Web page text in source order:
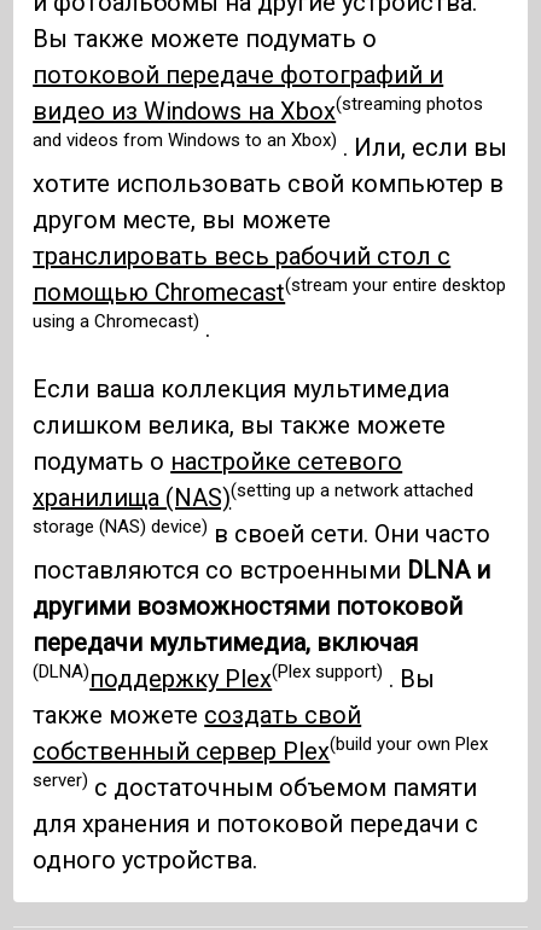
Вы также можете подумать о
потоковой передаче фотографий и
видео из Windows на Xbox(streaming photos
and videos from Windows to an Xbox) . Или, если вы
хотите использовать свой компьютер в
другом месте, вы можете
транслировать весь рабочий стол с
помощью Chromecast(stream your entire desktop
using a Chromecast) .
Если ваша коллекция мультимедиа
слишком велика, вы также можете
подумать о настройке сетевого
хранилища (NAS)(setting up a network attached
storage (NAS) device) в своей сети. Они часто
поставляются со встроенными DLNA и
другими возможностями потоковой
передачи мультимедиа, включая
(DLNA)поддержку Plex(Plex support) . Вы
также можете создать свой
собственный сервер Plex(build your own Plex
server) с достаточным объемом памяти
для хранения и потоковой передачи с
одного устройства.